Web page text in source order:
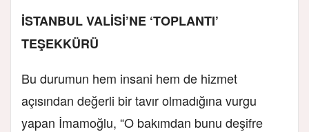
İSTANBUL VALİSİ’NE ‘TOPLANTI’
TEŞEKKÜRÜ
Bu durumun hem insani hem de hizmet
açısından değerli bir tavır olmadığına vurgu
yapan İmamoğlu, “O bakımdan bunu deşifre